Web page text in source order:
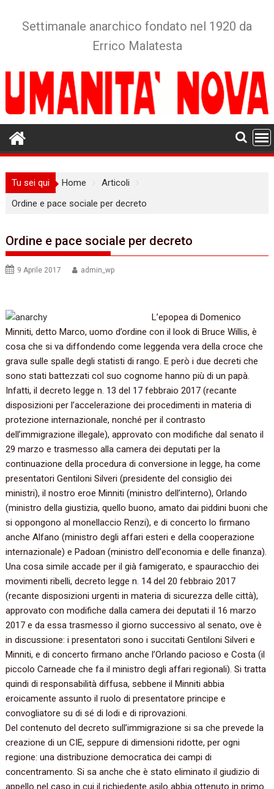
Settimanale anarchico fondato nel 1920 da
Errico Malatesta
Tu sei qui Home
Articoli
Ordine e pace sociale per decreto
Ordine e pace sociale per decreto
9 Aprile 2017 admin_wp
L’epopea di Domenico
Minniti, detto Marco, uomo d’ordine con il look di Bruce Willis, è
cosa che si va diffondendo come leggenda vera della croce che
grava sulle spalle degli statisti di rango. E però i due decreti che
sono stati battezzati col suo cognome hanno più di un papà.
Infatti, il decreto legge n. 13 del 17 febbraio 2017 (recante
disposizioni per l’accelerazione dei procedimenti in materia di
protezione internazionale, nonché per il contrasto
dell’immigrazione illegale), approvato con modifiche dal senato il
29 marzo e trasmesso alla camera dei deputati per la
continuazione della procedura di conversione in legge, ha come
presentatori Gentiloni Silveri (presidente del consiglio dei
ministri), il nostro eroe Minniti (ministro dell’interno), Orlando
(ministro della giustizia, quello buono, amato dai piddini buoni che
si oppongono al monellaccio Renzi), e di concerto lo firmano
anche Alfano (ministro degli affari esteri e della cooperazione
internazionale) e Padoan (ministro dell’economia e delle finanza).
Una cosa simile accade per il già famigerato, e spauracchio dei
movimenti ribelli, decreto legge n. 14 del 20 febbraio 2017
(recante disposizioni urgenti in materia di sicurezza delle città),
approvato con modifiche dalla camera dei deputati il 16 marzo
2017 e da essa trasmesso il giorno successivo al senato, ove è
in discussione: i presentatori sono i succitati Gentiloni Silveri e
Minniti, e di concerto firmano anche l’Orlando pacioso e Costa (il
piccolo Carneade che fa il ministro degli affari regionali). Si tratta
quindi di responsabilità diffusa, sebbene il Minniti abbia
eroicamente assunto il ruolo di presentatore principe e
convogliatore su di sé di lodi e di riprovazioni.
Del contenuto del decreto sull’immigrazione si sa che prevede la
creazione di un CIE, seppure di dimensioni ridotte, per ogni
regione: una distribuzione democratica dei campi di
concentramento. Si sa anche che è stato eliminato il giudizio di
appello nel caso in cui il richiedente asilo abbia ottenuto in primo